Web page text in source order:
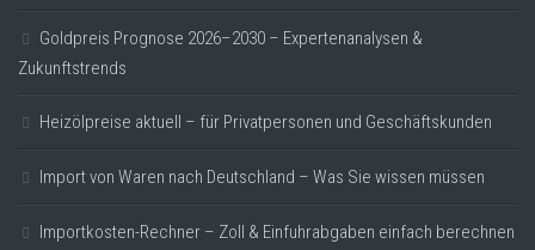
Goldpreis Prognose 2026–2030 – Expertenanalysen &
Zukunftstrends
Heizölpreise aktuell – für Privatpersonen und Geschäftskunden
Import von Waren nach Deutschland – Was Sie wissen müssen
Importkosten-Rechner – Zoll & Einfuhrabgaben einfach berechnen